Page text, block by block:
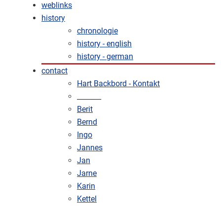
weblinks
history
chronologie
history - english
history - german
contact
Hart Backbord - Kontakt
Berit
Bernd
Ingo
Jannes
Jan
Jarne
Karin
Kettel